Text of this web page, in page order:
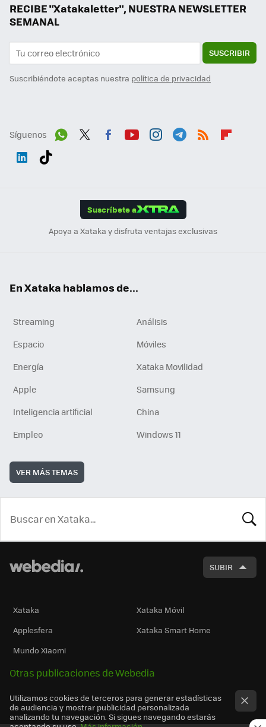
RECIBE "Xatakaletter", NUESTRA NEWSLETTER
SEMANAL
SUSCRIBIR
Suscribiéndote aceptas nuestra política de privacidad
Síguenos
Suscríbete a
Apoya a Xataka y disfruta ventajas exclusivas
En Xataka hablamos de...
Streaming
Análisis
Espacio
Móviles
Energía
Xataka Movilidad
Apple
Samsung
Inteligencia artificial
China
Empleo
Windows 11
VER MÁS TEMAS
SUBIR
Xataka
Xataka Móvil
Applesfera
Xataka Smart Home
Mundo Xiaomi
Otras publicaciones de Webedia
Utilizamos cookies de terceros para generar estadísticas
de audiencia y mostrar publicidad personalizada
analizando tu navegación. Si sigues navegando estarás